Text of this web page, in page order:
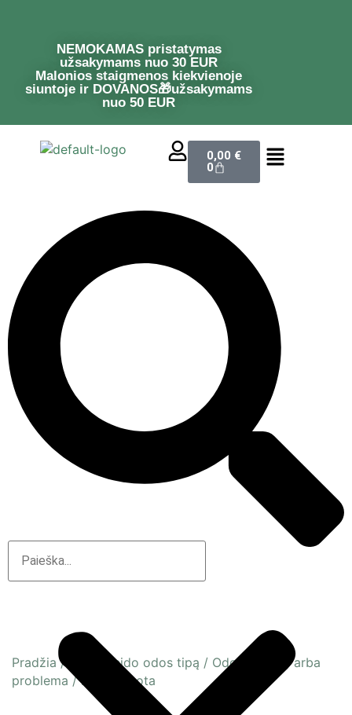
NEMOKAMAS pristatymas
užsakymams nuo 30 EUR
Malonios staigmenos kiekvienoje
siuntoje ir DOVANOS🎁užsakymams
nuo 50 EUR
0,00 €
0
Pradžia/ Pagal veido odos tipą / Odos būsena arba
problema /Dehitratuota